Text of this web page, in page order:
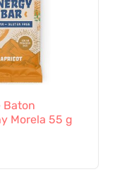
Baton
Morela 55 g